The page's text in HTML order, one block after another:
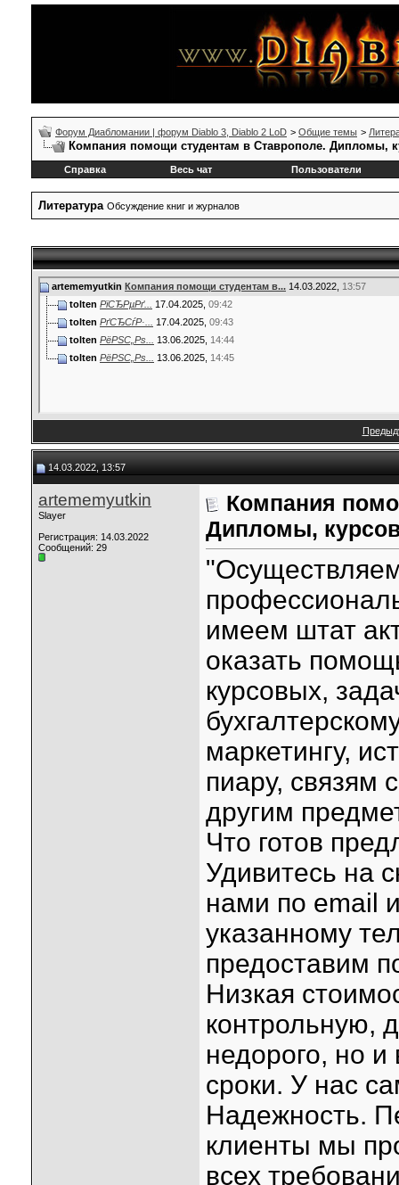
Форум Диабломании | форум Diablo 3, Diablo 2 LoD > Общие темы >
Компания помощи студентам в Ставрополе. Дипломы,
Справка Весь чат Пользователи
Литература Обсуждение книг и журналов
artememyutkin Компания помощи студентам в... 14.03.2022, 13:57
tolten РїСЂРµРґ... 17.04.2025, 09:42
tolten РґСЂСѓР·... 17.04.2025, 09:43
tolten РёРЅС„Рѕ... 13.06.2025, 14:44
tolten РёРЅС„Рѕ... 13.06.2025, 14:45
14.03.2022, 13:57
artememyutkin
Slayer
Регистрация: 14.03.2022
Сообщений: 29
Компания
Дипломы,
имеем штат
оказать
курсовых,
маркетингу,
пиару, связям
другим
Что готов
Удивитесь на
нами по email
указанному
предоставим
Низкая
контрольную,
недорого, но
сроки. У нас
Надежность.
клиенты мы
всех